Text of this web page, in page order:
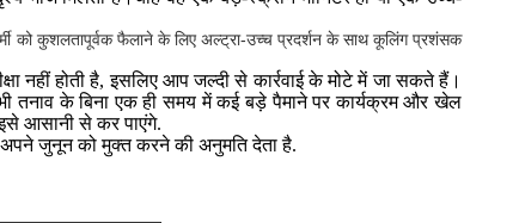
को कुशलतापूर्वक फैलाने के लिए अल्ट्रा-उच्च प्रदर्शन के साथ कूलिंग प्रशंसक
होती है, इसलिए आप जल्दी से कार्रवाई के मोटे में जा सकते हैं।
तनाव के बिना एक ही समय में कई बड़े पैमाने पर कार्यक्रम और खेल
आसानी से कर पाएंगे.
अपने जुनून को मुक्त करने की अनुमति देता है.